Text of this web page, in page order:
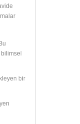
bilimsel
bir